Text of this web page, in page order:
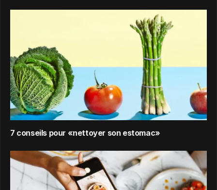
7 conseils pour «nettoyer son estomac»